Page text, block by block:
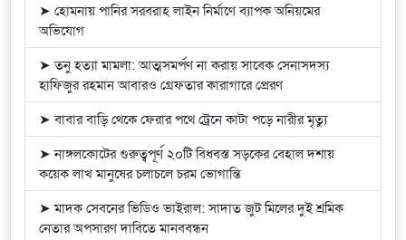
➤ হোমনায় পানির সরবরাহ লাইন নির্মাণে ব্যাপক অনিয়মের
অভিযোগ
➤ তনু হত্যা মামলা: আত্মসমর্পণ না করায় সাবেক সেনাসদস্য
হাফিজুর রহমান আবারও গ্রেফতার কারাগারে প্রেরণ
➤ বাবার বাড়ি থেকে ফেরার পথে ট্রেনে কাটা পড়ে নারীর মৃত্যু
➤ নাঙ্গলকোটের গুরুত্বপূর্ণ ২০টি বিধবস্ত সড়কের বেহাল দশায়
কয়েক লাখ মানুষের চলাচলে চরম ভোগান্তি
➤ মাদক সেবনের ভিডিও ভাইরাল: সাদাত জুট মিলের দুই শ্রমিক
নেতার অপসারণ দাবিতে মানববন্ধন